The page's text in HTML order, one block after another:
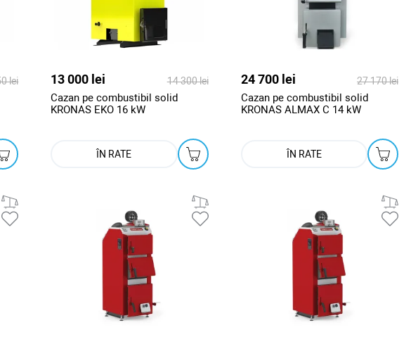
lei 13 000 lei 14 300 lei
Cazan pe combustibil solid
KRONAS EKO 16 kW
ÎN RATE
24 700 lei 27 170 lei
Cazan pe combustibil solid
KRONAS ALMAX C 14 kW
ÎN RATE